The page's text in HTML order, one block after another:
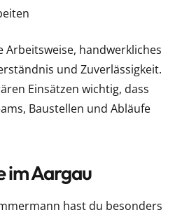
Arbeitsweise, handwerkliches
und Zuverlässigkeit.
Einsätzen wichtig, dass
Baustellen und Abläufe
im Aargau
hast du besonders